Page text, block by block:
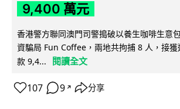
9,400 萬元
香港警方聯同澳門司警搗破以養生咖啡生意
資騙局 Fun Coffee，兩地共拘捕 8 人，接
款 9,4...
閱讀全文
107 9 ↗ 分享